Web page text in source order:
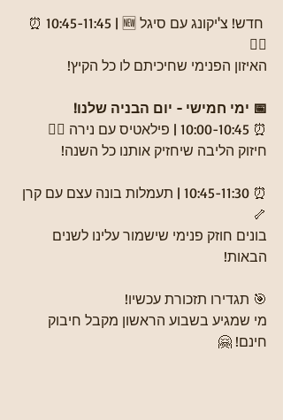
⏰ 10:45-11:45 | 🆕 חדש! צ'יקונג עם סיגל
🧘‍♀️
האיזון הפנימי שחיכיתם לו כל הקיץ!
📅 ימי חמישי - יום הבניה שלנו!
⏰ 10:00-10:45 | פילאטיס עם נירה 🤸‍♀️
חיזוק הליבה שיחזיק אותנו כל השנה!
⏰ 10:45-11:30 | תעמלות בונה עצם עם קרן
🦴
בונים חוזק פנימי שישמור עלינו לשנים
הבאות!
🎯 תגדירו תזכורת עכשיו!
מי שמגיע בשבוע הראשון מקבל חיבוק
חינם! 🤗